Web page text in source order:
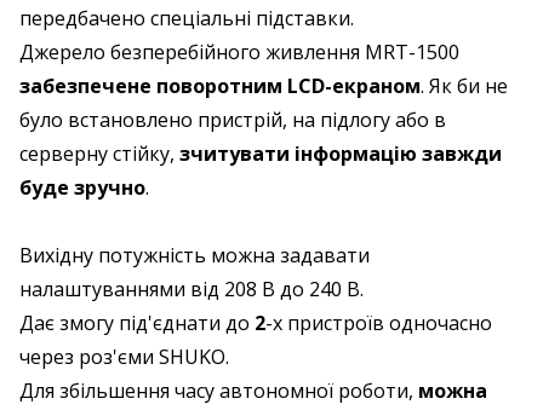
передбачено спеціальні підставки.
Джерело безперебійного живлення MRT-1500
забезпечене поворотним LCD-екраном. Як би не
було встановлено пристрій, на підлогу або в
серверну стійку, зчитувати інформацію завжди
буде зручно.
Вихідну потужність можна задавати
налаштуваннями від 208 В до 240 В.
Дає змогу під'єднати до 2-х пристроїв одночасно
через роз'єми SHUKO.
Для збільшення часу автономної роботи, можна